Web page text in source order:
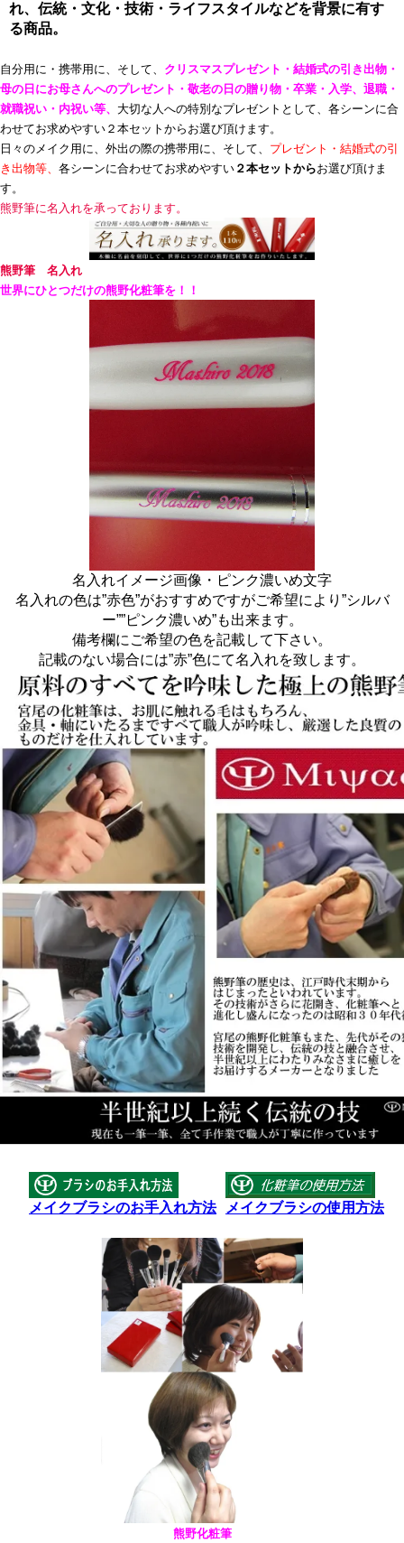
れ、伝統・文化・技術・ライフスタイルなどを背景に有す
る商品。
自分用に・携帯用に、そして、 クリスマスプレゼント・結婚式の引き出物・
母の日にお母さんへのプレゼント・敬老の日の贈り物・卒業・入学、退職・
就職祝い・内祝い等、 大切な人への特別なプレゼントとして、各シーンに合
わせてお求めやすい２本セットからお選び頂けます。
日々のメイク用に、外出の際の携帯用に、そして、 プレゼント・結婚式の引
き出物等、 各シーンに合わせてお求めやすい ２本セットからお選び頂けま
す。
熊野筆に名入れを承っております。
熊野筆 名入れ
世界にひとつだけの熊野化粧筆を！！
名入れイメージ画像・ピンク濃いめ文字
名入れの色は”赤色”がおすすめですがご希望により”シルバ
ー””ピンク濃いめ”も出来ます。
備考欄にご希望の色を記載して下さい。
記載のない場合には”赤”色にて名入れを致します。
メイクブラシのお手入れ方法 メイクブラシの使用方法
熊野化粧筆